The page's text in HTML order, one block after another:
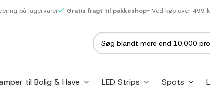
på lagervarer Gratis fragt til pakkeshop- Ved køb over 499
til Bolig & Have LED Strips Spots